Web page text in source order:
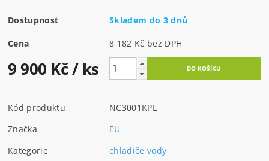
Dostupnost Skladem do 3 dnů
Cena 8 182 Kč bez DPH
9 900 Kč/ ks
Kód produktu
NC3001KPL
Značka
EU
Kategorie
chladiče vody